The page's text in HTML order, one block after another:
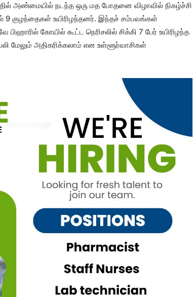
அண்மையில் நடந்த ஒரு மத போதனை விழாவில் நிகழ்ச்சி
9 குழந்தைகள் உயிரிழந்தனர். இந்தச் சம்பவங்கள்
கோயில் கூட்ட நெரிசலில் சிக்கி 7 பேர் உயிரிழந்த
மேலும் அதிகரிக்கலாம் என உள்ளூர்வாசிகள்